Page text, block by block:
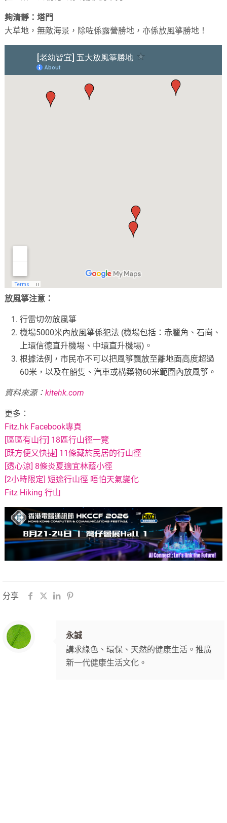
夠清靜：塔門
大草地，無敵海景，除咗係露營勝地，亦係放風箏勝地！
放風箏注意：
行雷切勿放風箏
機場5000米內放風箏係犯法 (機場包括：赤臘角、石崗、
上環信德直升機場、中環直升機場)。
根據法例，市民亦不可以把風箏飄放至離地面高度超過
60米，以及在船隻、汽車或構築物60米範圍內放風箏。
資料來源：kitehk.com
更多：
Fitz.hk Facebook專頁
[區區有山行] 18區行山徑一覽
[既方便又快捷] 11條藏於民居的行山徑
[透心涼] 8條炎夏適宜林蔭小徑
[2小時限定] 短途行山徑 唔怕天氣變化
Fitz Hiking 行山
分享
永誠
講求綠色、環保、天然的健康生活。推廣
新一代健康生活文化。